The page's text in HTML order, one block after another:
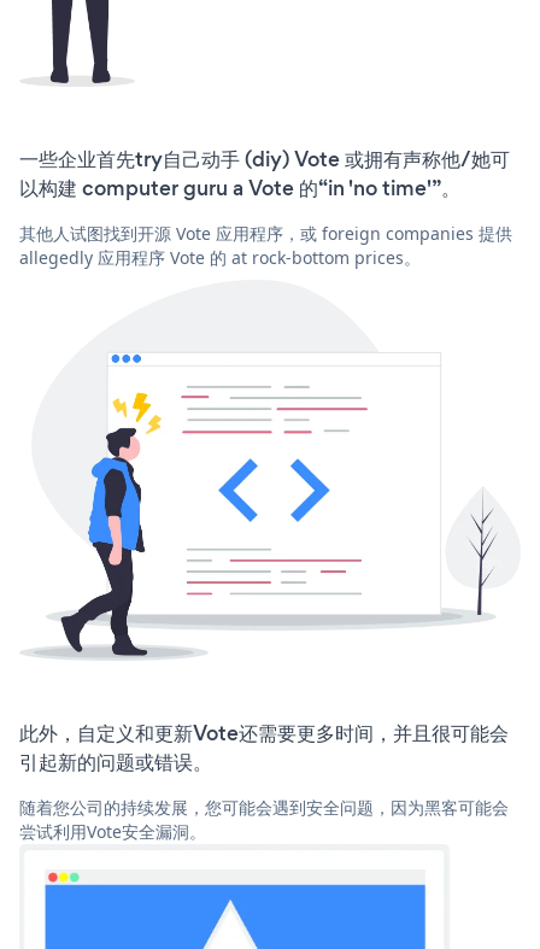
一些企业首先try自己动手 (diy) Vote 或拥有声称他/她可
以构建 computer guru a Vote 的“in 'no time'”。
其他人试图找到开源 Vote 应用程序，或 foreign companies 提供
allegedly 应用程序 Vote 的 at rock-bottom prices。
此外，自定义和更新Vote还需要更多时间，并且很可能会
引起新的问题或错误。
随着您公司的持续发展，您可能会遇到安全问题，因为黑客可能会
尝试利用Vote安全漏洞。